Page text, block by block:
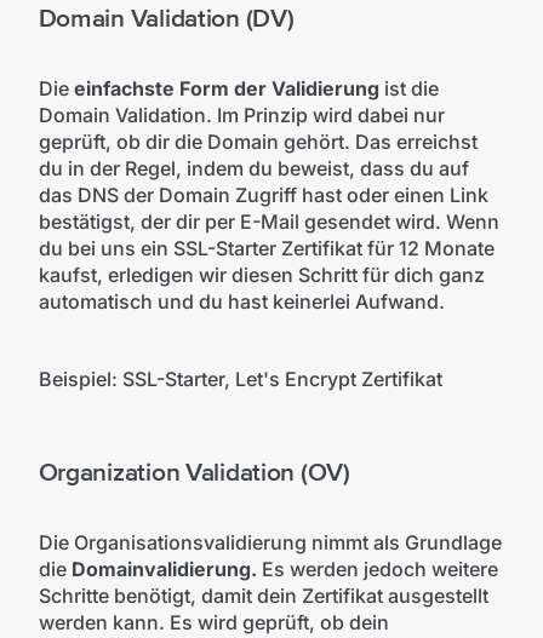
Domain Validation (DV)
Die einfachste Form der Validierung ist die
Domain Validation. Im Prinzip wird dabei nur
geprüft, ob dir die Domain gehört. Das erreichst
du in der Regel, indem du beweist, dass du auf
das DNS der Domain Zugriff hast oder einen Link
bestätigst, der dir per E-Mail gesendet wird. Wenn
du bei uns ein SSL-Starter Zertifikat für 12 Monate
kaufst, erledigen wir diesen Schritt für dich ganz
automatisch und du hast keinerlei Aufwand.
Beispiel: SSL-Starter, Let's Encrypt Zertifikat
Organization Validation (OV)
Die Organisationsvalidierung nimmt als Grundlage
die Domainvalidierung. Es werden jedoch weitere
Schritte benötigt, damit dein Zertifikat ausgestellt
werden kann. Es wird geprüft, ob dein